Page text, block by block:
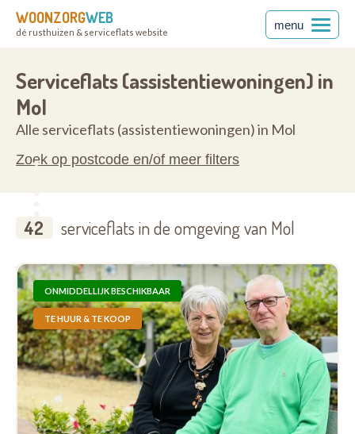
WOONZORGWEB
dé rusthuizen & serviceflats website
menu
Serviceflats (assistentiewoningen) in
Mol
Alle serviceflats (assistentiewoningen) in Mol
Zoek op postcode en/of meer filters
42 serviceflats in de omgeving van Mol
ONMIDDELLIJK BESCHIKBAAR
TE HUUR & TE KOOP